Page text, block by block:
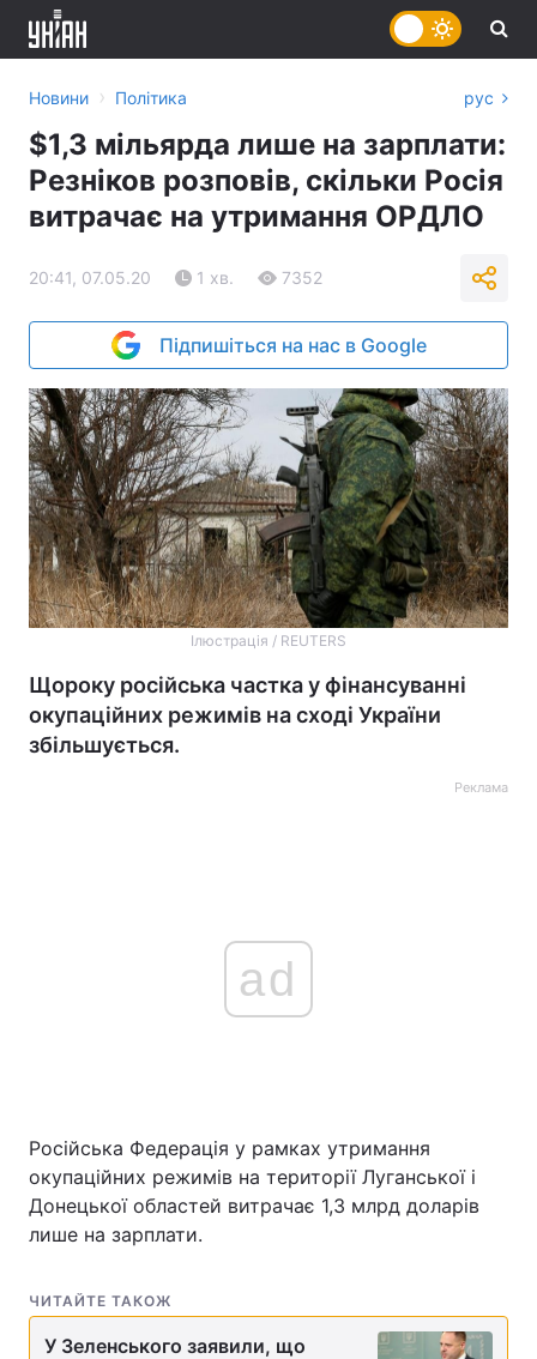
Головна Війна
Україна
Спорт
Новини › Політика рус
$1,3 мільярда лише на зарплати:
Резніков розповів, скільки Росія
витрачає на утримання ОРДЛО
20:41, 07.05.20 1 хв. 7352
Підпишіться на нас в Google
Ілюстрація / REUTERS
Щороку російська частка у фінансуванні
окупаційних режимів на сході України
збільшується.
Реклама
ad
Російська Федерація у рамках утримання
окупаційних режимів на території Луганської і
Донецької областей витрачає 1,3 млрд доларів
лише на зарплати.
ЧИТАЙТЕ ТАКОЖ
У Зеленського заявили, що